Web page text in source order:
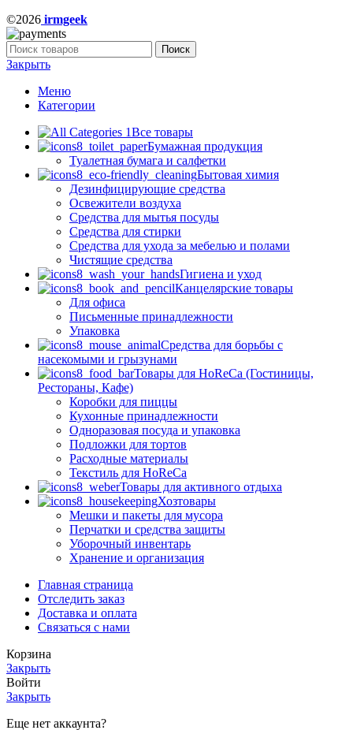
©2026 irmgeek
Поиск
Закрыть
Меню
Категории
Все товары
Бумажная продукция
Туалетная бумага и салфетки
Бытовая химия
Дезинфицирующие средства
Освежители воздуха
Средства для мытья посуды
Средства для стирки
Средства для ухода за мебелью и полами
Чистящие средства
Гигиена и уход
Канцелярские товары
Для офиса
Письменные принадлежности
Упаковка
Средства для борьбы с
насекомыми и грызунами
Товары для HoReCa (Гостиницы,
Рестораны, Кафе)
Коробки для пиццы
Кухонные принадлежности
Одноразовая посуда и упаковка
Подложки для тортов
Расходные материалы
Текстиль для HoReCa
Товары для активного отдыха
Хозтовары
Мешки и пакеты для мусора
Перчатки и средства защиты
Уборочный инвентарь
Хранение и организация
Главная страница
Отследить заказ
Доставка и оплата
Связаться с нами
Корзина
Закрыть
Войти
Закрыть
Еще нет аккаунта?